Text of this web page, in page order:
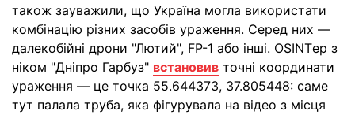
також зауважили, що Україна могла використати
комбінацію різних засобів ураження. Серед них —
далекобійні дрони "Лютий", FP-1 або інші. OSINTер з
ніком "Дніпро Гарбуз" встановив точні координати
ураження — це точка 55.644373, 37.805448: саме
тут палала труба, яка фігурувала на відео з місця